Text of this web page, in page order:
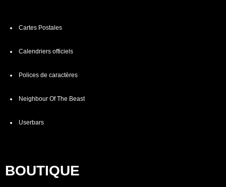
Cartes Postales
Calendriers officiels
Polices de caractères
Neighbour Of The Beast
Userbars
BOUTIQUE